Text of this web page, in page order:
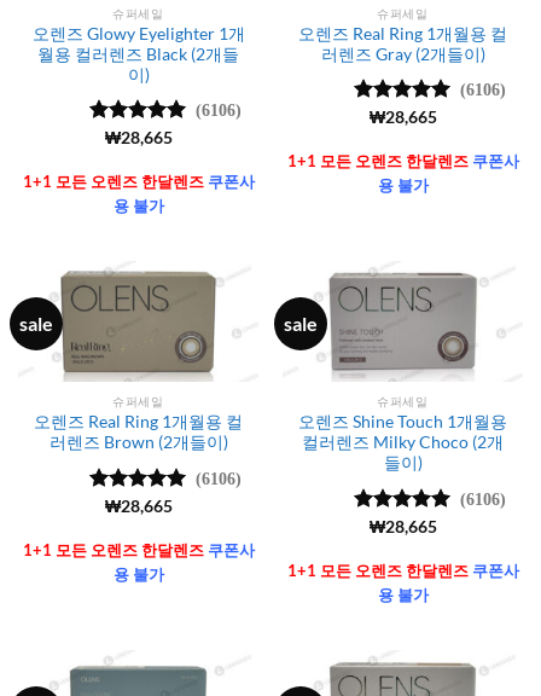
슈퍼세일
오렌즈 Glowy Eyelighter 1개
월용 컬러렌즈 Black (2개들
이)
5 중에서
가됨
(6106)
₩28,665
1+1 모든 오렌즈 한달렌즈쿠폰사
용 불가
슈퍼세일
오렌즈 Real Ring 1개월용 컬
러렌즈 Gray (2개들이)
5 중에서
가됨
(6106)
₩28,665
1+1 모든 오렌즈 한달렌즈쿠폰사
용 불가
sale
슈퍼세일
오렌즈 Real Ring 1개월용 컬
러렌즈 Brown (2개들이)
5 중에서
가됨
(6106)
₩28,665
1+1 모든 오렌즈 한달렌즈쿠폰사
용 불가
sale
슈퍼세일
오렌즈 Shine Touch 1개월용
컬러렌즈 Milky Choco (2개
들이)
5 중에서
가됨
(6106)
₩28,665
1+1 모든 오렌즈 한달렌즈쿠폰사
용 불가